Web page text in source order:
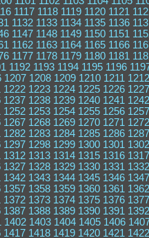
1117 1118 1119 1120 1121
1132 1133 1134 1135 1136
1147 1148 1149 1150 1151
1162 1163 1164 1165 1166
1177 1178 1179 1180 1181
1192 1193 1194 1195 1196
1207 1208 1209 1210 1211 1212
1222 1223 1224 1225 1226 1227
1237 1238 1239 1240 1241 1242
1252 1253 1254 1255 1256 1257
1267 1268 1269 1270 1271 1272
1282 1283 1284 1285 1286 1287
1297 1298 1299 1300 1301 1302
1312 1313 1314 1315 1316 1317
1327 1328 1329 1330 1331 1332
1342 1343 1344 1345 1346 1347
1357 1358 1359 1360 1361 1362
1372 1373 1374 1375 1376 1377
1387 1388 1389 1390 1391 1392
1402 1403 1404 1405 1406
1417 1418 1419 1420 1421 1422